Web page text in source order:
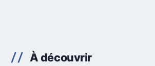
À découvrir